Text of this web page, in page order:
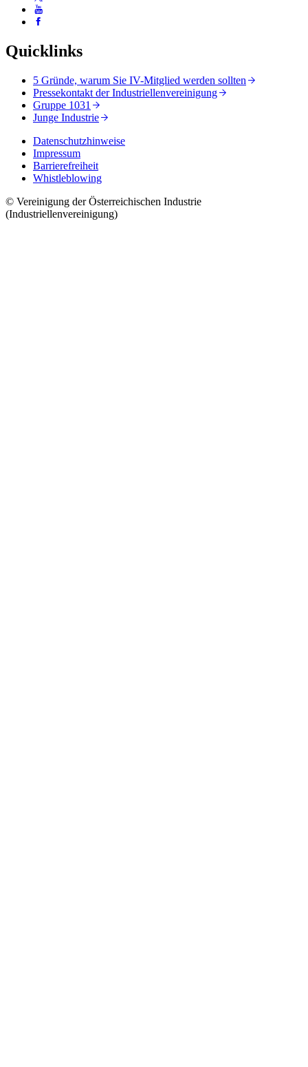
Quicklinks
5 Gründe, warum Sie IV-Mitglied werden sollten
Pressekontakt der Industriellenvereinigung
Gruppe 1031
Junge Industrie
Datenschutzhinweise
Impressum
Barrierefreiheit
Whistleblowing
© Vereinigung der Österreichischen Industrie
(Industriellenvereinigung)